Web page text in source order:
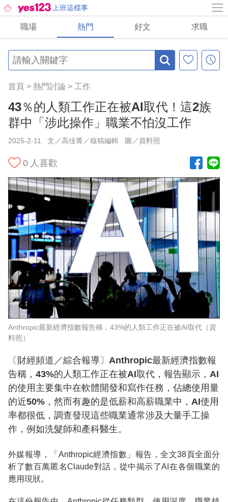
上班這檔事
職場 熱門 好文 求職
首頁 > 熱門討論 > 工作
43％的人類工作正在被AI取代！這2族
群中「涉此操作」職業不怕沒工作
2025-2-11 文／高佳菁／核稿編輯 圖／資料照
0 人喜歡
Anthropic最新經濟指數報告稱，43%的人類工作正在被AI取代（資
料照）
〔財經頻道／綜合報導〕Anthropic最新經濟指數報
告稱，43%的人類工作正在被AI取代，報告顯示，AI
的使用主要集中在軟體開發和寫作任務，佔總使用量
的近50%，然而有趣的是低薪和高薪職業中，AI使用
率都很低，調查發現這些職業通常涉及大量手工操
作，例如洗髮師和產科醫生。
外媒報導，「Anthropic經濟指數」報告，全文38頁全面分
析了數百萬匿名Claude對話，從中揭示了AI在各個職業的
應用現狀。